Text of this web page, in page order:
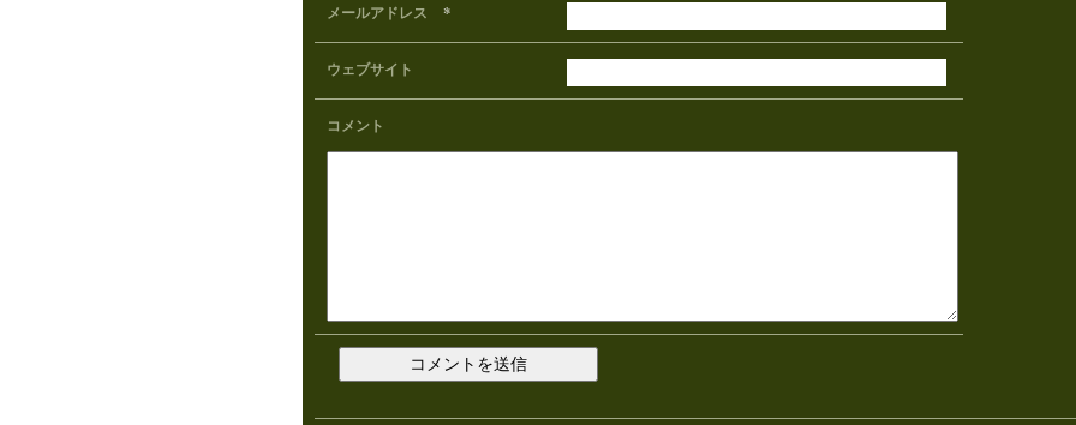
メールアドレス *
ウェブサイト
コメント